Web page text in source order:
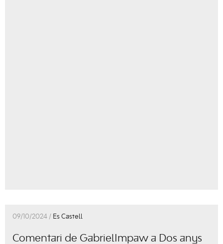
09/10/2024 / Es Castell
Comentari de GabrielImpaw a Dos anys